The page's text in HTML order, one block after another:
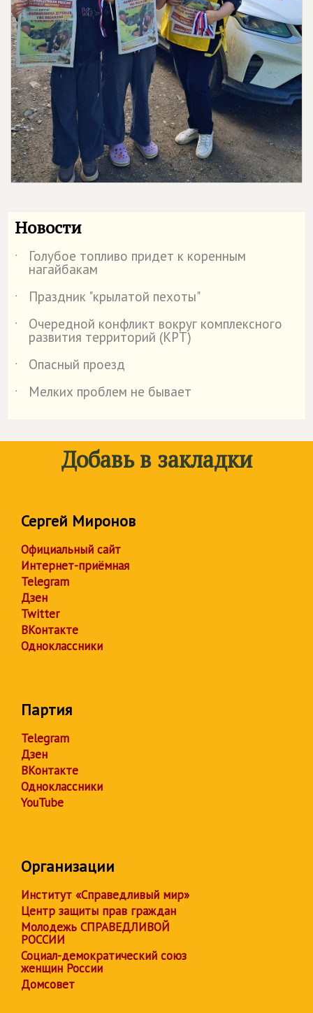
Новости
˙ Голубое топливо придет к коренным
нагайбакам
˙
Праздник "крылатой пехоты"
˙
Очередной конфликт вокруг комплексного
развития территорий (КРТ)
˙
Опасный проезд
˙
Мелких проблем не бывает
Добавь в закладки
Сергей Миронов
Официальный сайт
Интернет-приёмная
Telegram
Дзен
Twitter
ВКонтакте
Одноклассники
Партия
Telegram
Дзен
ВКонтакте
Одноклассники
YouTube
Организации
Институт «Справедливый мир»
Центр защиты прав граждан
Молодежь СПРАВЕДЛИВОЙ
РОССИИ
Социал-демократический союз
женщин России
Домсовет